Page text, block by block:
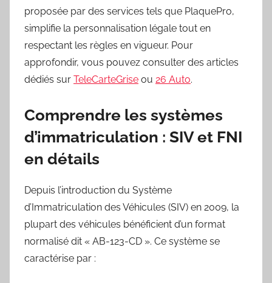
proposée par des services tels que PlaquePro,
simplifie la personnalisation légale tout en
respectant les règles en vigueur. Pour
approfondir, vous pouvez consulter des articles
dédiés sur TeleCarteGrise ou 26 Auto.
Comprendre les systèmes
d’immatriculation : SIV et FNI
en détails
Depuis l’introduction du Système
d’Immatriculation des Véhicules (SIV) en 2009, la
plupart des véhicules bénéficient d’un format
normalisé dit « AB-123-CD ». Ce système se
caractérise par :